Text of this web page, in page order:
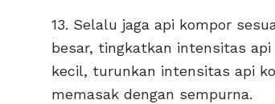
13. Selalu jaga api kompor
besar, tingkatkan intensitas
kecil, turunkan intensitas api
memasak dengan sempurna.